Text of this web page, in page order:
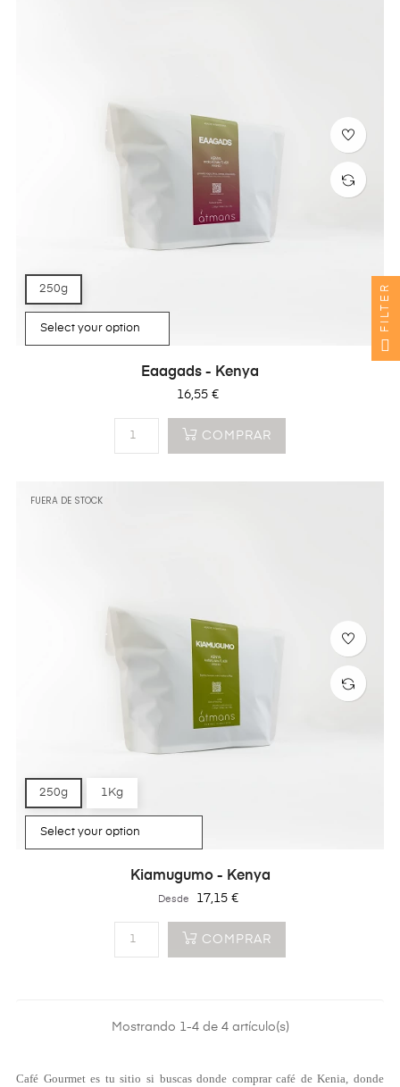
250g
Eaagads - Kenya
Precio
16,55 €
COMPRAR
FUERA DE STOCK
250g 1Kg
Kiamugumo - Kenya
Desde Precio
17,15 €
COMPRAR
Mostrando 1-4 de 4 artículo(s)
Café Gourmet es tu sitio si buscas donde comprar café de Kenia, donde
FILTER